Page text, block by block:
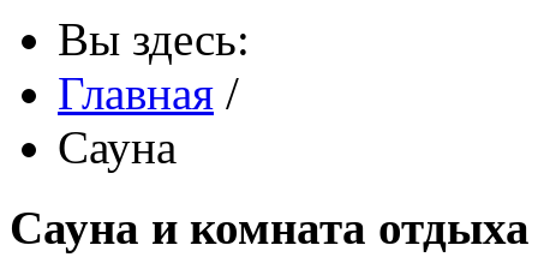
Вы здесь:
Главная /
Сауна
Сауна и комната отдыха